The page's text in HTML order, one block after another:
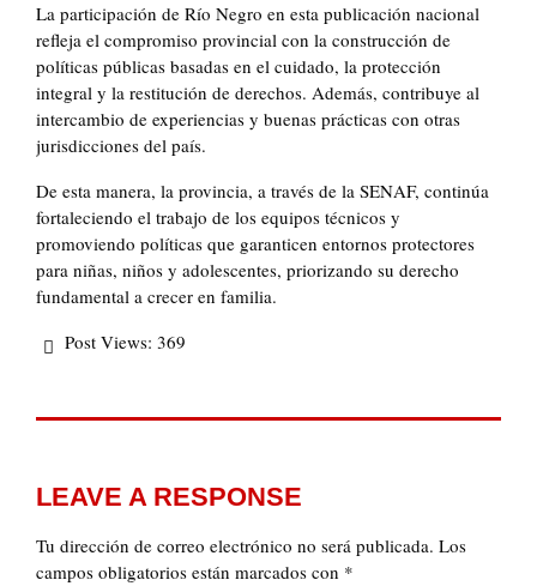
La participación de Río Negro en esta publicación nacional
refleja el compromiso provincial con la construcción de
políticas públicas basadas en el cuidado, la protección
integral y la restitución de derechos. Además, contribuye al
intercambio de experiencias y buenas prácticas con otras
jurisdicciones del país.
De esta manera, la provincia, a través de la SENAF, continúa
fortaleciendo el trabajo de los equipos técnicos y
promoviendo políticas que garanticen entornos protectores
para niñas, niños y adolescentes, priorizando su derecho
fundamental a crecer en familia.
Post Views: 369
LEAVE A RESPONSE
Tu dirección de correo electrónico no será publicada. Los
campos obligatorios están marcados con *